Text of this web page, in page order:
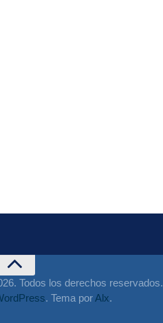
Todos los derechos reservados.
. Tema porAlx.